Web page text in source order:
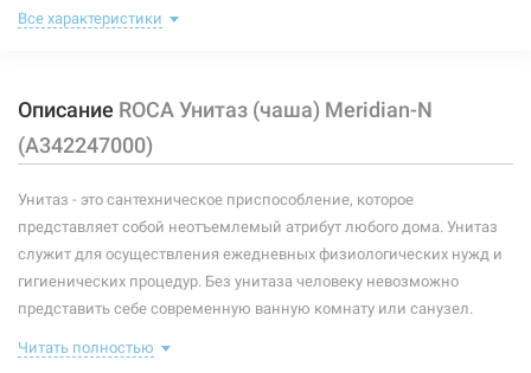
Размер (ДxШxВ):
Тип монтажа:
Форма:
Подвод воды:
Выпуск: горизонтальный
Бачок:
Все характеристики
Описание ROCA Унитаз (чаша) Meridian-N
(A342247000)
Унитаз - это сантехническое приспособление, которое
представляет собой неотъемлемый атрибут любого дома. Унитаз
служит для осуществления ежедневных физиологических нужд и
гигиенических процедур. Без унитаза человеку невозможно
представить себе современную ванную комнату или санузел.
сантехнических приспособлений. Они могут производиться из
Читать полностью